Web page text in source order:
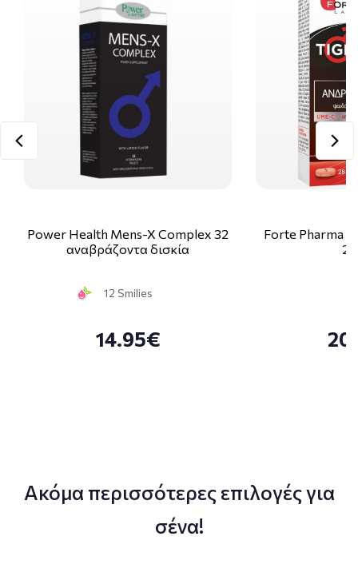
Power Health Mens-X Complex 32
αναβράζοντα δισκία
12 Smilies
14.95€
Forte Pharma
Ακόμα περισσότερες επιλογές για
σένα!